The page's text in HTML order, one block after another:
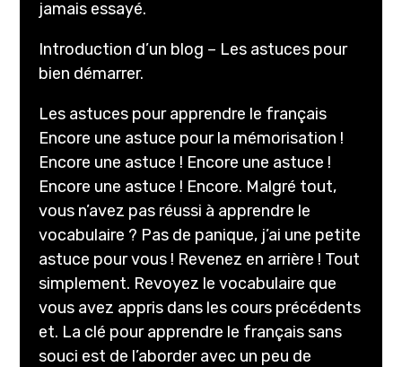
jamais essayé.
Introduction d’un blog – Les astuces pour
bien démarrer.
Les astuces pour apprendre le français
Encore une astuce pour la mémorisation !
Encore une astuce ! Encore une astuce !
Encore une astuce ! Encore. Malgré tout,
vous n’avez pas réussi à apprendre le
vocabulaire ? Pas de panique, j’ai une petite
astuce pour vous ! Revenez en arrière ! Tout
simplement. Revoyez le vocabulaire que
vous avez appris dans les cours précédents
et. La clé pour apprendre le français sans
souci est de l’aborder avec un peu de